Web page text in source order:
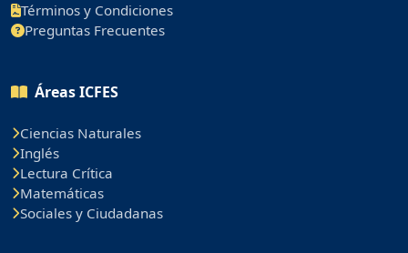
Términos y Condiciones
Preguntas Frecuentes
Áreas ICFES
Ciencias Naturales
Inglés
Lectura Crítica
Matemáticas
Sociales y Ciudadanas